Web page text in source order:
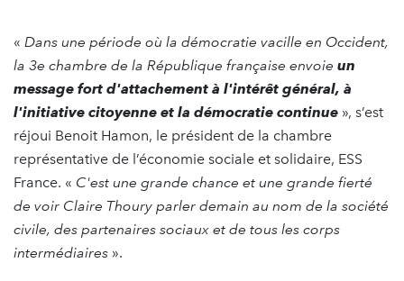
« Dans une période où la démocratie vacille en Occident,
la 3e chambre de la République française envoie un
message fort d'attachement à l'intérêt général, à
l'initiative citoyenne et la démocratie continue », s’est
réjoui Benoit Hamon, le président de la chambre
représentative de l’économie sociale et solidaire, ESS
France. « C'est une grande chance et une grande fierté
de voir Claire Thoury parler demain au nom de la société
civile, des partenaires sociaux et de tous les corps
intermédiaires ».